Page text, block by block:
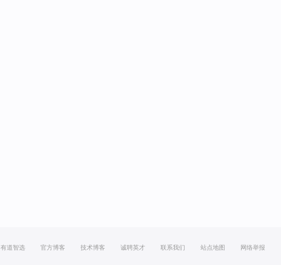
有道智选 官方博客 技术博客 诚聘英才 联系我们 站点地图 网络举报